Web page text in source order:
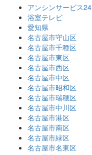
アンシンサービス24
浴室テレビ
愛知県
名古屋市守山区
名古屋市千種区
名古屋市東区
名古屋市西区
名古屋市中区
名古屋市昭和区
名古屋市瑞穂区
名古屋市中川区
名古屋市港区
名古屋市南区
名古屋市緑区
名古屋市名東区